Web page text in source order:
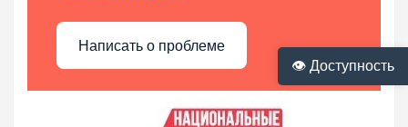
👁 Доступность
Написать о проблеме